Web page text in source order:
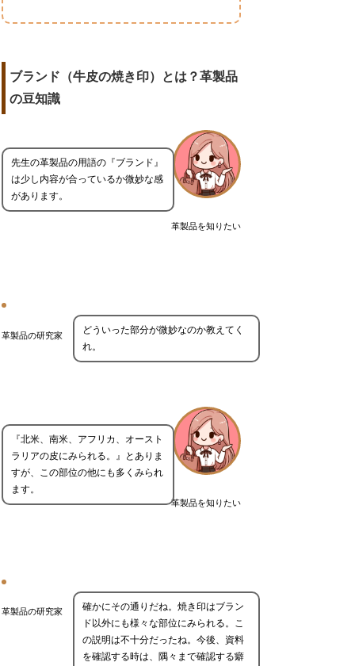
ブランド（牛皮の焼き印）とは？革製品
の豆知識
革製品を知りたい
先生の革製品の用語の『ブランド』
は少し内容が合っているか微妙な感
があります。
革製品の研究家
どういった部分が微妙なのか教えてく
れ。
革製品を知りたい
『北米、南米、アフリカ、オースト
ラリアの皮にみられる。』とありま
すが、この部位の他にも多くみられ
ます。
革製品の研究家
確かにその通りだね。焼き印はブラン
ド以外にも様々な部位にみられる。こ
の説明は不十分だったね。今後、資料
を確認する時は、隅々まで確認する癖